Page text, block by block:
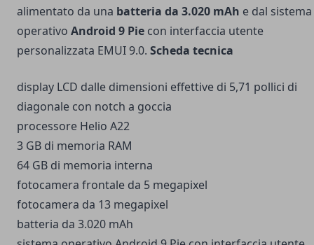
alimentato da una batteria da 3.020 mAh e dal sistema
operativo Android 9 Pie con interfaccia utente
personalizzata EMUI 9.0. Scheda tecnica
display LCD dalle dimensioni effettive di 5,71 pollici di
diagonale con notch a goccia
processore Helio A22
3 GB di memoria RAM
64 GB di memoria interna
fotocamera frontale da 5 megapixel
fotocamera da 13 megapixel
batteria da 3.020 mAh